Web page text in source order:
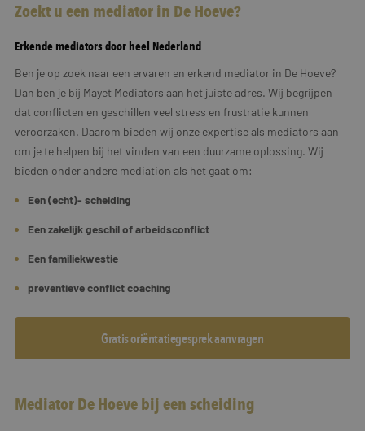
Zoekt u een mediator in De Hoeve?
Erkende mediators door heel Nederland
Ben je op zoek naar een ervaren en erkend mediator in De Hoeve?
Dan ben je bij Mayet Mediators aan het juiste adres. Wij begrijpen
dat conflicten en geschillen veel stress en frustratie kunnen
veroorzaken. Daarom bieden wij onze expertise als mediators aan
om je te helpen bij het vinden van een duurzame oplossing. Wij
bieden onder andere mediation als het gaat om:
Een (echt)- scheiding
Een zakelijk geschil of arbeidsconflict
Een familiekwestie
preventieve conflict coaching
Gratis oriëntatiegesprek aanvragen
Mediator De Hoeve bij een scheiding